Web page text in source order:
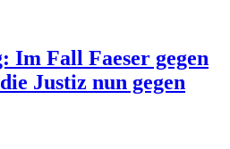
Im Fall Faeser gegen
Justiz nun gegen